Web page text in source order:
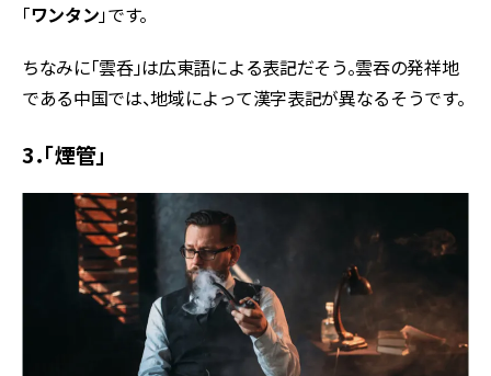
「ワンタン」です。
ちなみに「雲呑」は広東語による表記だそう。雲吞の発祥地
である中国では、地域によって漢字表記が異なるそうです。
3．「煙管」